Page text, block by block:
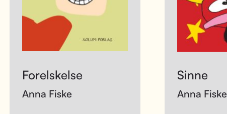
Forelskelse
Anna Fiske
Sinne
Anna Fiske